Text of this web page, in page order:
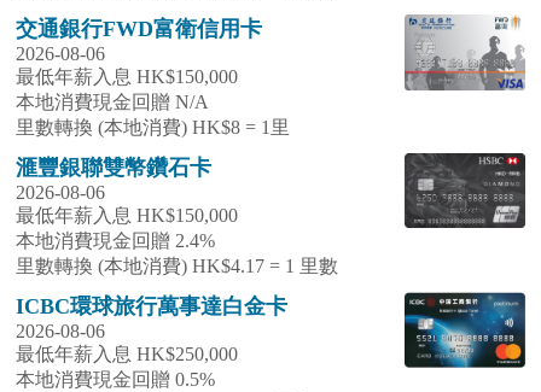
交通銀行FWD富衛信用卡
2026-08-06
最低年薪入息 HK$150,000
本地消費現金回贈 N/A
里數轉換 (本地消費) HK$8 = 1里
滙豐銀聯雙幣鑽石卡
2026-08-06
最低年薪入息 HK$150,000
本地消費現金回贈 2.4%
里數轉換 (本地消費) HK$4.17 = 1 里數
ICBC環球旅行萬事達白金卡
2026-08-06
最低年薪入息 HK$250,000
本地消費現金回贈 0.5%